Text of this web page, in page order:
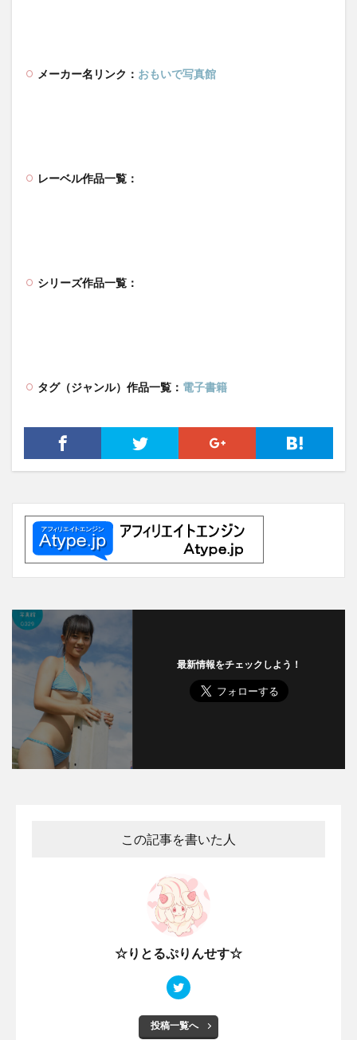
メーカー名リンク： おもいで写真館
レーベル作品一覧：
シリーズ作品一覧：
タグ（ジャンル）作品一覧： 電子書籍
最新情報をチェックしよう！
この記事を書いた人
☆りとるぷりんせす☆
投稿一覧へ